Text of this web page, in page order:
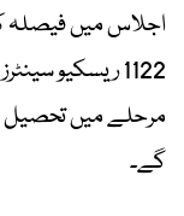
اجلاس میں فیصلہ
1122 ریسکیو
مرحلے میں تحصیل
گے۔